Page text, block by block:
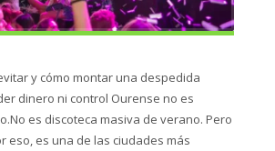
y cómo montar una despedida
dinero ni control Ourense no es
es discoteca masiva de verano. Pero
eso, es una de las ciudades más